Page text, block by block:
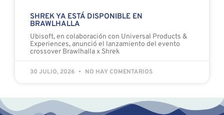
SHREK YA ESTÁ DISPONIBLE EN
BRAWLHALLA
Ubisoft, en colaboración con Universal Products &
Experiences, anunció el lanzamiento del evento
crossover Brawlhalla x Shrek
30 JULIO, 2026 NO HAY COMENTARIOS